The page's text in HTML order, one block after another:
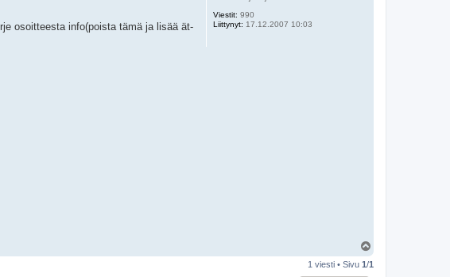
Viestit: 990
Liittynyt: 17.12.2007 10:03
osoitteesta info(poista tämä ja lisää ät-
ö
1 viesti • Sivu 1/1